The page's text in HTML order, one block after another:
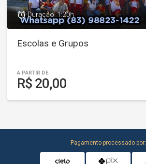
access_alarmDuração: 1:20h
Escolas e Grupos
A PARTIR DE
R$ 20,00
Pagamento processado por: